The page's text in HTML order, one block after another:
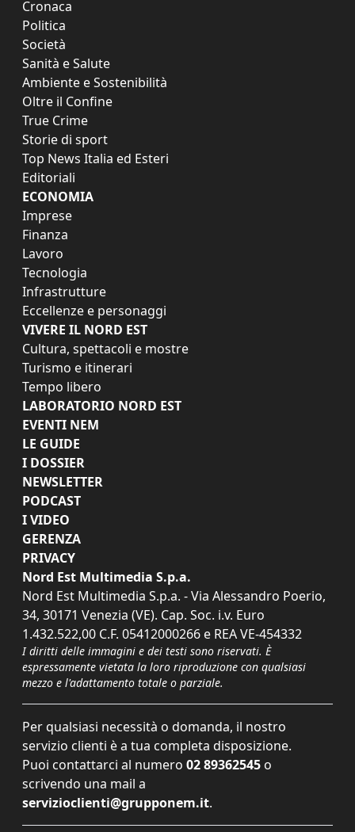
Cronaca
Politica
Società
Sanità e Salute
Ambiente e Sostenibilità
Oltre il Confine
True Crime
Storie di sport
Top News Italia ed Esteri
Editoriali
ECONOMIA
Imprese
Finanza
Lavoro
Tecnologia
Infrastrutture
Eccellenze e personaggi
VIVERE IL NORD EST
Cultura, spettacoli e mostre
Turismo e itinerari
Tempo libero
LABORATORIO NORD EST
EVENTI NEM
LE GUIDE
I DOSSIER
NEWSLETTER
PODCAST
I VIDEO
GERENZA
PRIVACY
Nord Est Multimedia S.p.a.
Nord Est Multimedia S.p.a. - Via Alessandro Poerio,
34, 30171 Venezia (VE). Cap. Soc. i.v. Euro
1.432.522,00 C.F. 05412000266 e REA VE-454332
I diritti delle immagini e dei testi sono riservati. È
espressamente vietata la loro riproduzione con qualsiasi
mezzo e l'adattamento totale o parziale.
Per qualsiasi necessità o domanda, il nostro
servizio clienti è a tua completa disposizione.
Puoi contattarci al numero 02 89362545 o
scrivendo una mail a
servizioclienti@grupponem.it.